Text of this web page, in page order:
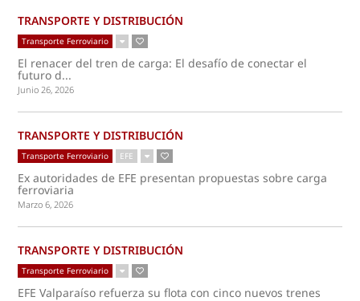
TRANSPORTE Y DISTRIBUCIÓN
Transporte Ferroviario
El renacer del tren de carga: El desafío de conectar el
futuro d...
Junio 26, 2026
TRANSPORTE Y DISTRIBUCIÓN
Transporte Ferroviario EFE
Ex autoridades de EFE presentan propuestas sobre carga
ferroviaria
Marzo 6, 2026
TRANSPORTE Y DISTRIBUCIÓN
Transporte Ferroviario
EFE Valparaíso refuerza su flota con cinco nuevos trenes